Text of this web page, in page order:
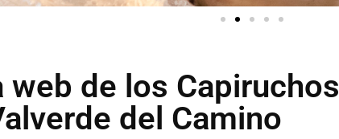
web de los Capiruchos
del Camino